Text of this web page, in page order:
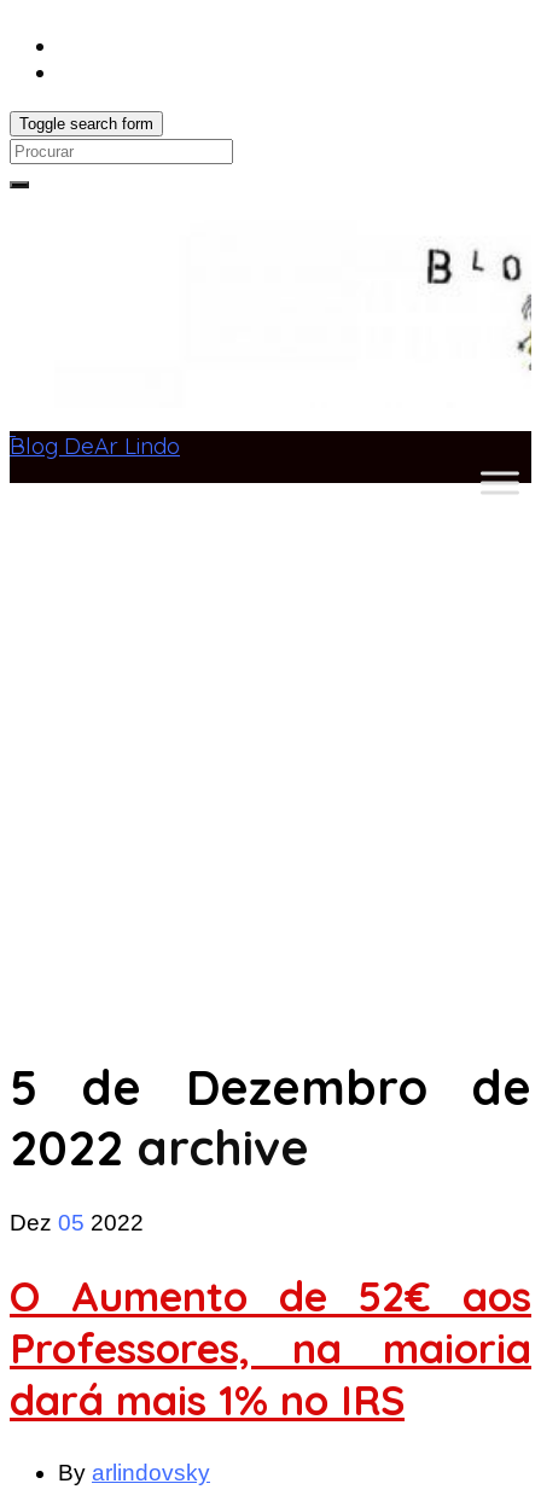
Toggle search form
Search
Blog DeAr Lindo
5 de Dezembro de
2022 archive
Dez 05 2022
O Aumento de 52€ aos
Professores, na maioria
dará mais 1% no IRS
By arlindovsky